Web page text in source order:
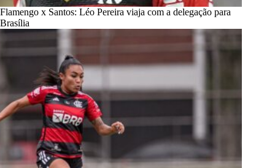
Flamengo x Santos: Léo Pereira viaja com a delegação para
Brasília